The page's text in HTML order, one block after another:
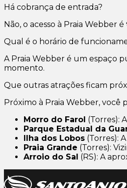
Há cobrança de entrada?
Não, o acesso à Praia Webber é
Qual é o horário de
A Praia Webber é um espaço
momento.
Que outras atrações ficam
Próximo à Praia Webber, você
Morro do Farol (Torres):
Parque Estadual da
Ilha dos Lobos (Torres):
Praia Grande (Torres):
Arroio do Sal (RS): A